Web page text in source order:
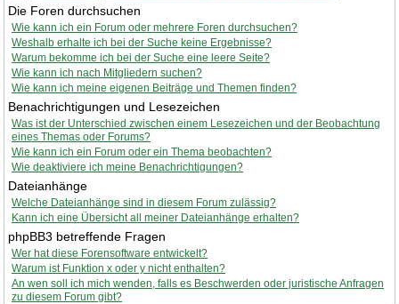
Die Foren durchsuchen
Wie kann ich ein Forum oder mehrere Foren durchsuchen?
Weshalb erhalte ich bei der Suche keine Ergebnisse?
Warum bekomme ich bei der Suche eine leere Seite?
Wie kann ich nach Mitgliedern suchen?
Wie kann ich meine eigenen Beiträge und Themen finden?
Benachrichtigungen und Lesezeichen
Was ist der Unterschied zwischen einem Lesezeichen und der Beobachtung
eines Themas oder Forums?
Wie kann ich ein Forum oder ein Thema beobachten?
Wie deaktiviere ich meine Benachrichtigungen?
Dateianhänge
Welche Dateianhänge sind in diesem Forum zulässig?
Kann ich eine Übersicht all meiner Dateianhänge erhalten?
phpBB3 betreffende Fragen
Wer hat diese Forensoftware entwickelt?
Warum ist Funktion x oder y nicht enthalten?
An wen soll ich mich wenden, falls es Beschwerden oder juristische Anfragen
zu diesem Forum gibt?